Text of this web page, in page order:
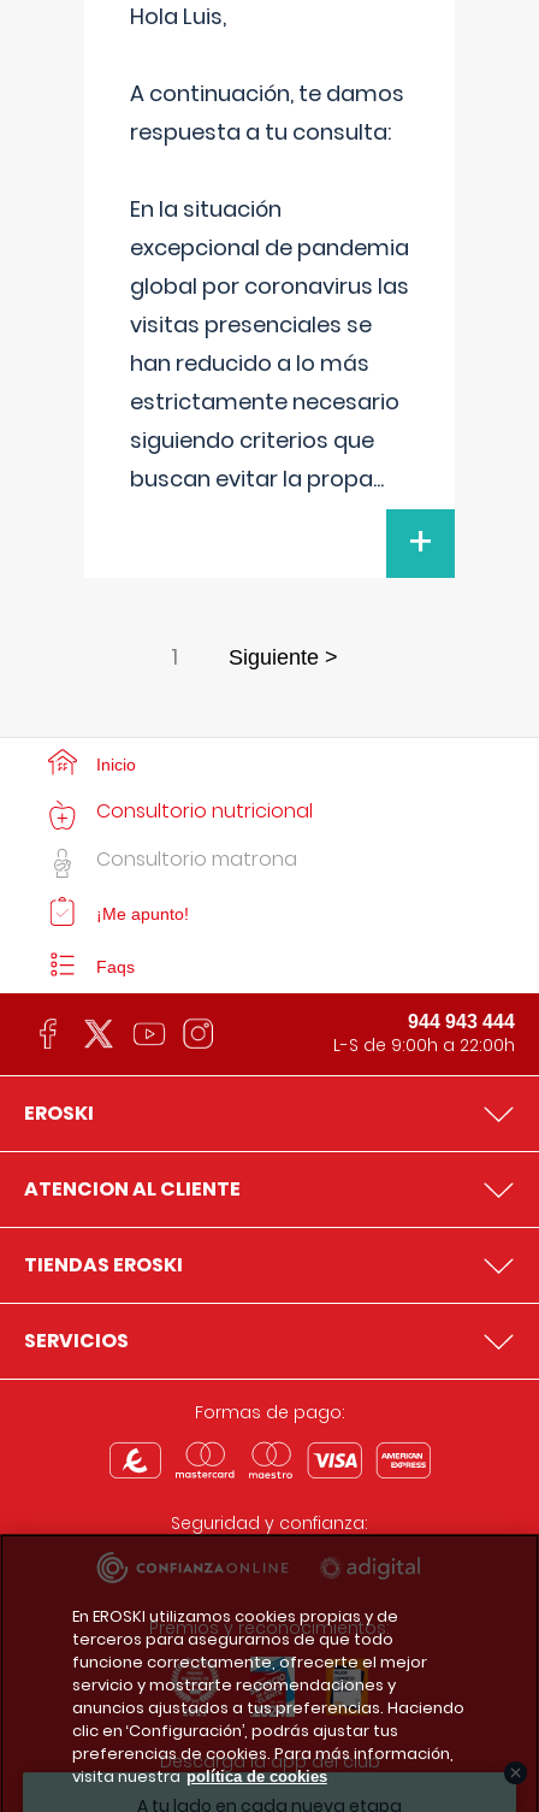
Hola Luis,
A continuación, te damos
respuesta a tu consulta:
En la situación
excepcional de pandemia
global por coronavirus las
visitas presenciales se
han reducido a lo más
estrictamente necesario
siguiendo criterios que
buscan evitar la propa...
+
1 Siguiente >
A tu lado en cada nueva etapa
Inicio
Consultorio nutricional
Consultorio matrona
¡Me apunto!
Faqs
944 943 444
L-S de 9:00h a 22:00h
EROSKI
ATENCION AL CLIENTE
TIENDAS EROSKI
SERVICIOS
Formas de pago:
Seguridad y confianza:
Premios y reconocimientos:
Descarga la app del club
En EROSKI utilizamos cookies propias y de
terceros para asegurarnos de que todo
funcione correctamente, ofrecerte el mejor
servicio y mostrarte recomendaciones y
anuncios ajustados a tus preferencias. Haciendo
clic en ‘Configuración’, podrás ajustar tus
preferencias de cookies. Para más información,
visita nuestra política de cookies